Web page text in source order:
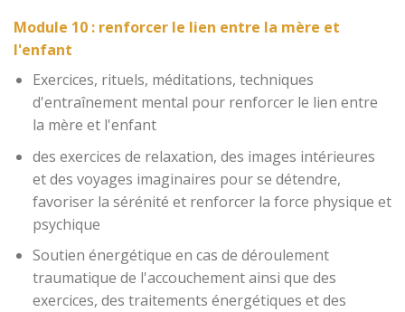
Module 10 : renforcer le lien entre la mère et
l'enfant
Exercices, rituels, méditations, techniques
d'entraînement mental pour renforcer le lien entre
la mère et l'enfant
des exercices de relaxation, des images intérieures
et des voyages imaginaires pour se détendre,
favoriser la sérénité et renforcer la force physique et
psychique
Soutien énergétique en cas de déroulement
traumatique de l'accouchement ainsi que des
exercices, des traitements énergétiques et des